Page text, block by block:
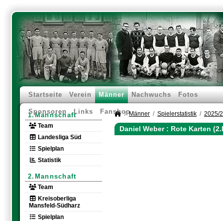
Startseite Verein Männer Nachwuchs Fotos
Sponsoren Links Fanshop
1.Mannschaft
Team
Landesliga Süd
Spielplan
Statistik
2.Mannschaft
Team
Kreisoberliga
Mansfeld-Südharz
Spielplan
Männer Spielerstatistik 2025/
Daniel Weber : Rote Karten